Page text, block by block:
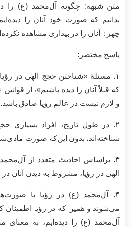
متن شبهه: چگونه آل‌محمد (ع) را
بدانیم که صورت خود آنان را
چهرﮤ آنان را در بیداری مشاهده
پاسخ مختصر:
۱. مسئلۀ «شناختن حجج الهی در
که قبلاً آنان را دیده باشیم»، از
و لازم نیست در عالم رؤیا صادق باشد.
۲. در طول تاریخ، افراد بسیاری
شناخته‌اند، بدون این‌که صورت
۳. براساس احادیث متعدد از
الهی در رؤیا، مشروط به دیدن آنان
۴. آل‌محمد (ع) در رؤیا با
می‌شوند و همین که در رؤیا اطمینان
آل‌محمد (ع) را دیده‌ایم، به معنای